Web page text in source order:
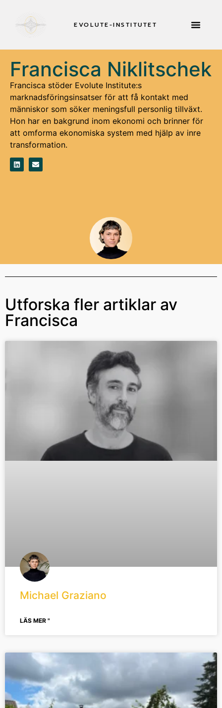
EVOLUTE-INSTITUTET
Francisca Niklitschek
Francisca stöder Evolute Institute:s
marknadsföringsinsatser för att få kontakt med
människor som söker meningsfull personlig tillväxt.
Hon har en bakgrund inom ekonomi och brinner för
att omforma ekonomiska system med hjälp av inre
transformation.
Utforska fler artiklar av
Francisca
Michael Graziano
LÄS MER "